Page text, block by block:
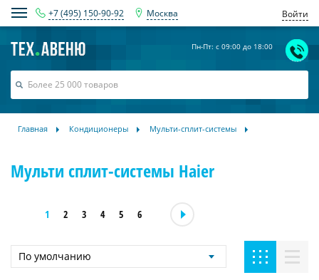
+7 (495) 150-90-92 Москва Войти
Пн-Пт: с 09:00 до 18:00
Главная Кондиционеры Мульти-сплит-системы
Мульти сплит-системы Haier
1 2 3 4 5 6
По умолчанию